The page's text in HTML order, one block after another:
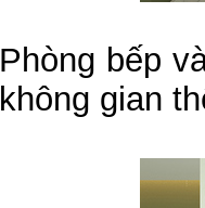
Phòng bếp
không gian